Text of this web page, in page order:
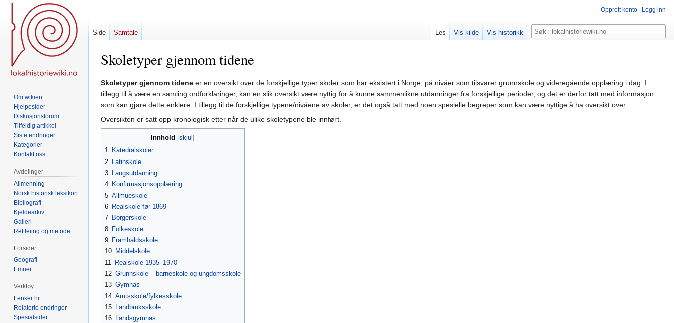
Skoletyper gjennom tidene
Hopp
til
navigering
Hopp
til
søk
Skoletyper gjennom tidene er en oversikt over de forskjellige typer skoler som har eksistert i Norge, på nivåer som tilsvarer grunnskole og videregående opplæring i dag. I
tillegg til å være en samling ordforklaringer, kan en slik oversikt være nyttig for å kunne sammenlikne utdanninger fra forskjellige perioder, og det er derfor tatt med informasjon
som kan gjøre dette enklere. I tillegg til de forskjellige typene/nivåene av skoler, er det også tatt med noen spesielle begreper som kan være nyttige å ha oversikt over.
Oversikten er satt opp kronologisk etter når de ulike skoletypene ble innført.
Innhold
1 Katedralskoler
2
Latinskole
3 Laugsutdanning
4 Konfirmasjonsopplæring
5 Allmueskole
6 Realskole før 1869
7 Borgerskole
8 Folkeskole
9 Framhaldsskole
10 Middelskole
11
Realskole 1935–1970
12 Grunnskole – barneskole og ungdomsskole
13 Gymnas
14 Amtsskole/fylkesskole
15 Landbruksskole
16 Landsgymnas
Opprett konto Logg inn
Side Samtale Les Vis kilde Vis historikk Søk
Om wikien
Hjelpesider
Diskusjonsforum
Tilfeldig artikkel
Siste endringer
Kategorier
Kontakt oss
Avdelinger
Allmenning
Norsk historisk leksikon
Bibliografi
Kjeldearkiv
Galleri
Rettleiing og metode
Forsider
Geografi
Emner
Verktøy
Lenker hit
Relaterte endringer
Spesialsider